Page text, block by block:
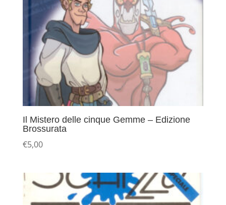
Il Mistero delle cinque Gemme – Edizione
Brossurata
€5,00